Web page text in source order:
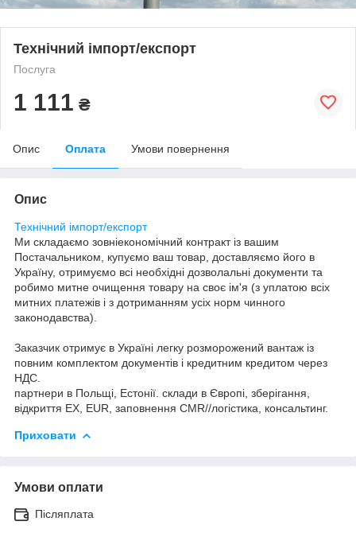
Технічний імпорт/експорт
Послуга
1 111 ₴
Опис Оплата Умови повернення
Опис
Технічний імпорт/експорт
Ми складаємо зовніекономічний контракт із вашим
Постачальником, купуємо ваш товар, доставляємо його в
Україну, отримуємо всі необхідні дозволальні документи та
робимо митне очищення товару на своє ім'я (з уплатою всіх
митних платежів і з дотриманням усіх норм чинного
законодавства).
Заказчик отримує в Україні легку розморожений вантаж із
повним комплектом документів і кредитним кредитом через
НДС.
партнери в Польщі, Естонії. склади в Європі, зберігання,
відкриття ЕХ, EUR, заповнення CMR//логістика, консальтинг.
Приховати
Умови оплати
Післяплата